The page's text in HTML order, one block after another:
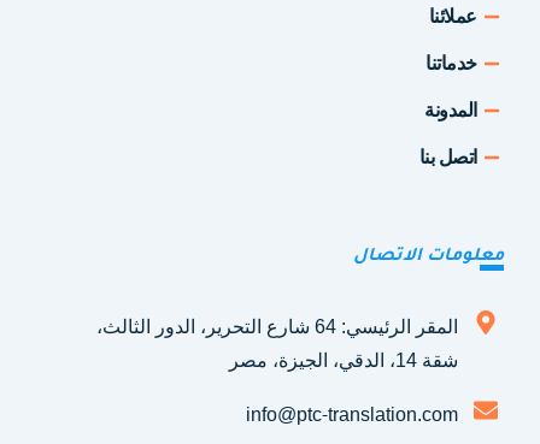
عملائنا
خدماتنا
المدونة
اتصل بنا
معلومات الاتصال
المقر الرئيسي: 64 شارع التحرير، الدور الثالث،
شقة 14، الدقي، الجيزة، مصر
info@ptc-translation.com